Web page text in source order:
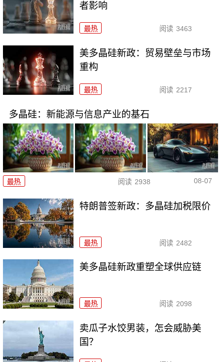
者影响
最热 阅读 3463
美多晶硅新政：贸易壁垒与市场
重构
最热 阅读 2217
多晶硅：新能源与信息产业的基石
最热 阅读 2938 08-07
特朗普签新政：多晶硅加税限价
最热 阅读 2482
美多晶硅新政重塑全球供应链
最热 阅读 2098
卖瓜子水饺男装，怎会威胁美
国？